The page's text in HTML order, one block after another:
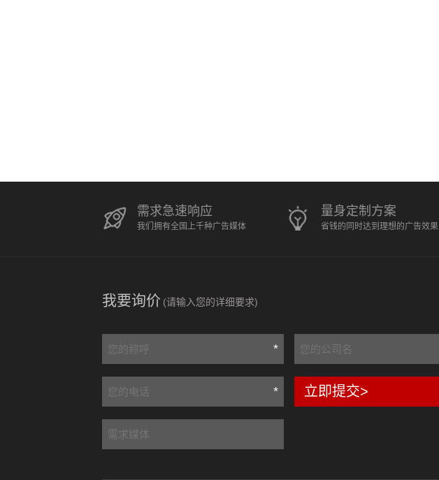
需求急速响应
我们拥有全国上千种广告媒体
量身定制方案
省钱的同时达到理想的广告效果
我要询价 (请输入您的详细要求)
*
* 立即提交>